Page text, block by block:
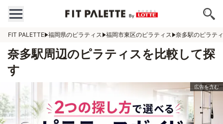
FIT PALETTE 福岡県のピラティス 福岡市東区のピラティス 奈多駅のピラテ
奈多駅周辺のピラティスを比較して探
す